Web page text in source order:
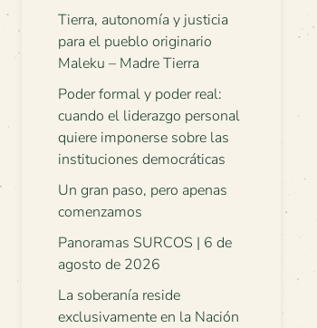
Tierra, autonomía y justicia
para el pueblo originario
Maleku – Madre Tierra
Poder formal y poder real:
cuando el liderazgo personal
quiere imponerse sobre las
instituciones democráticas
Un gran paso, pero apenas
comenzamos
Panoramas SURCOS | 6 de
agosto de 2026
La soberanía reside
exclusivamente en la Nación